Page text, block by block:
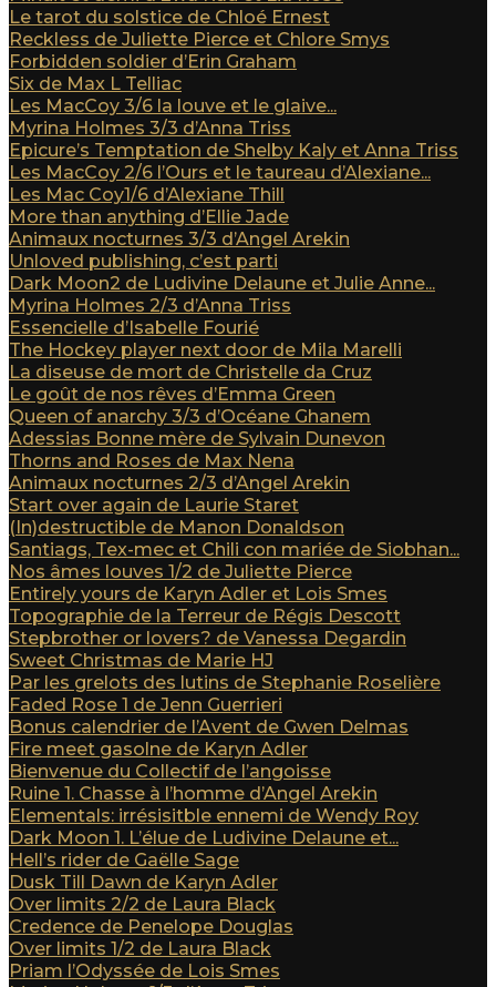
Le tarot du solstice de Chloé Ernest
Reckless de Juliette Pierce et Chlore Smys
Forbidden soldier d’Erin Graham
Six de Max L Telliac
Les MacCoy 3/6 la louve et le glaive...
Myrina Holmes 3/3 d’Anna Triss
Epicure’s Temptation de Shelby Kaly et Anna Triss
Les MacCoy 2/6 l’Ours et le taureau d’Alexiane...
Les Mac Coy1/6 d’Alexiane Thill
More than anything d’Ellie Jade
Animaux nocturnes 3/3 d’Angel Arekin
Unloved publishing, c’est parti
Dark Moon2 de Ludivine Delaune et Julie Anne...
Myrina Holmes 2/3 d’Anna Triss
Essencielle d’Isabelle Fourié
The Hockey player next door de Mila Marelli
La diseuse de mort de Christelle da Cruz
Le goût de nos rêves d’Emma Green
Queen of anarchy 3/3 d’Océane Ghanem
Adessias Bonne mère de Sylvain Dunevon
Thorns and Roses de Max Nena
Animaux nocturnes 2/3 d’Angel Arekin
Start over again de Laurie Staret
(In)destructible de Manon Donaldson
Santiags, Tex-mec et Chili con mariée de Siobhan...
Nos âmes louves 1/2 de Juliette Pierce
Entirely yours de Karyn Adler et Lois Smes
Topographie de la Terreur de Régis Descott
Stepbrother or lovers? de Vanessa Degardin
Sweet Christmas de Marie HJ
Par les grelots des lutins de Stephanie Roselière
Faded Rose 1 de Jenn Guerrieri
Bonus calendrier de l’Avent de Gwen Delmas
Fire meet gasolne de Karyn Adler
Bienvenue du Collectif de l’angoisse
Ruine 1. Chasse à l’homme d’Angel Arekin
Elementals: irrésisitble ennemi de Wendy Roy
Dark Moon 1. L’élue de Ludivine Delaune et...
Hell’s rider de Gaëlle Sage
Dusk Till Dawn de Karyn Adler
Over limits 2/2 de Laura Black
Credence de Penelope Douglas
Over limits 1/2 de Laura Black
Priam l’Odyssée de Lois Smes